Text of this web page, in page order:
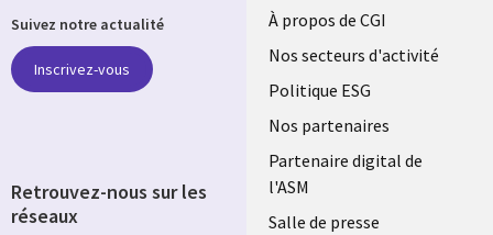
Useful
links
FRANCE
À propos de CGI
Nos secteurs d'activité
Politique ESG
Nos partenaires
Partenaire digital de
l'ASM
Salle de presse
Suivez notre actualité
Inscrivez-vous
Retrouvez-nous sur les
réseaux